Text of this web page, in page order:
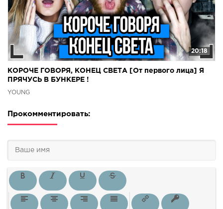
20:18
КОРОЧЕ ГОВОРЯ, КОНЕЦ СВЕТА [От первого лица] Я
ПРЯЧУСЬ В БУНКЕРЕ !
YOUNG
Прокомментировать: